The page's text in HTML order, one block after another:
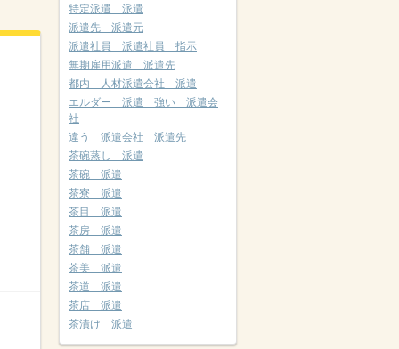
特定派遣 派遣
派遣先 派遣元
派遣社員 派遣社員 指示
無期雇用派遣 派遣先
都内 人材派遣会社 派遣
エルダー 派遣 強い 派遣会
社
違う 派遣会社 派遣先
茶碗蒸し 派遣
茶碗 派遣
茶寮 派遣
茶目 派遣
茶房 派遣
茶舗 派遣
茶美 派遣
茶道 派遣
茶店 派遣
茶漬け 派遣